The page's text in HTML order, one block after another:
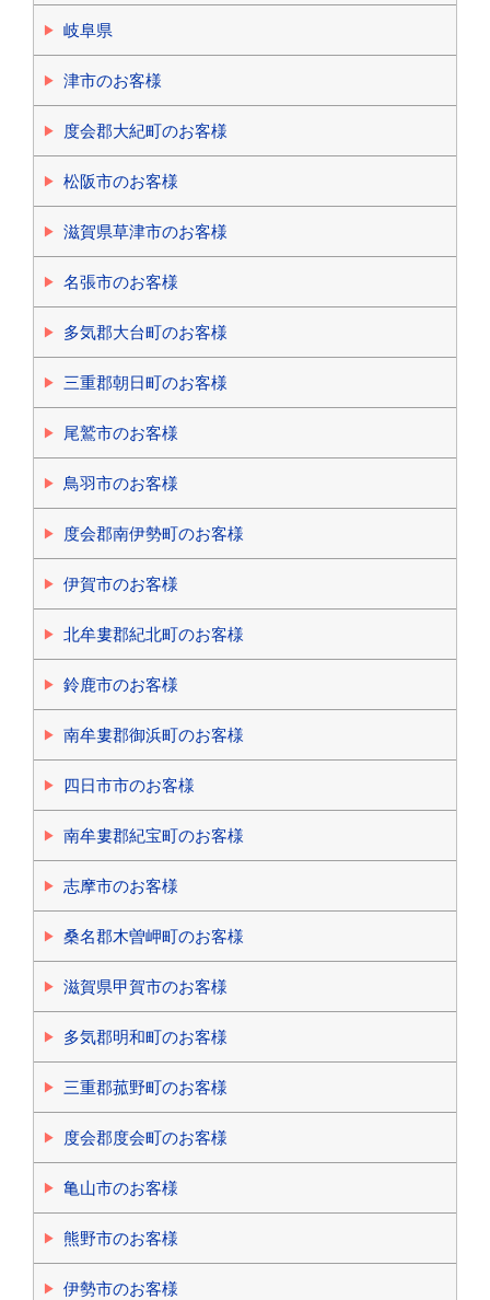
岐阜県
津市のお客様
度会郡大紀町のお客様
松阪市のお客様
滋賀県草津市のお客様
名張市のお客様
多気郡大台町のお客様
三重郡朝日町のお客様
尾鷲市のお客様
鳥羽市のお客様
度会郡南伊勢町のお客様
伊賀市のお客様
北牟婁郡紀北町のお客様
鈴鹿市のお客様
南牟婁郡御浜町のお客様
四日市市のお客様
南牟婁郡紀宝町のお客様
志摩市のお客様
桑名郡木曽岬町のお客様
滋賀県甲賀市のお客様
多気郡明和町のお客様
三重郡菰野町のお客様
度会郡度会町のお客様
亀山市のお客様
熊野市のお客様
伊勢市のお客様